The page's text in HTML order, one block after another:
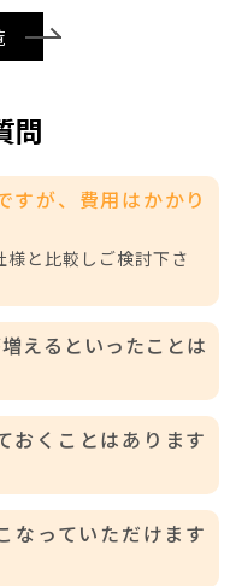
問
すが、費用はかかり
様と比較しご検討下さ
えるといったことは
積もり範囲内での工事
おりません。
範囲外での不具合が
お客様にもご確認頂
ています。
おくことはあります
のなどがありました
す。
なっていただけます